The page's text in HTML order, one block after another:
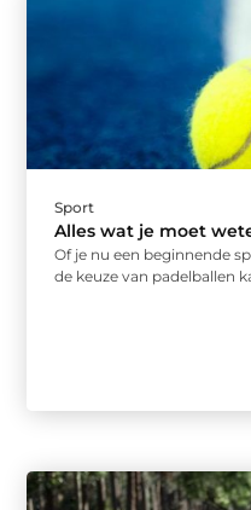
Sport
Alles wat je moet
Of je nu een beginnende
de keuze van padelballen